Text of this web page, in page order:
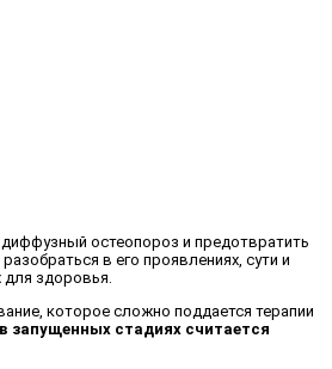
остеопороз и предотвратить
в его проявлениях, сути и
здоровья.
которое сложно поддается терапии
в запущенных стадиях считается